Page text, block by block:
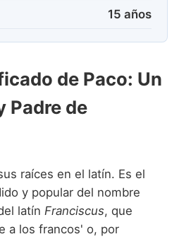
que empiezan por W
que empiezan por Z
15 años
de Paco: Un
Padre de
raíces en el latín. Es el
y popular del nombre
latín Franciscus, que
a los francos' o, por